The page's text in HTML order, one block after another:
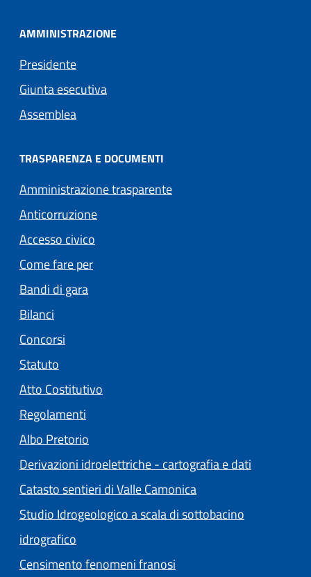
AMMINISTRAZIONE
Presidente
Giunta esecutiva
Assemblea
TRASPARENZA E DOCUMENTI
Amministrazione trasparente
Anticorruzione
Accesso civico
Come fare per
Bandi di gara
Bilanci
Concorsi
Statuto
Atto Costitutivo
Regolamenti
Albo Pretorio
Derivazioni idroelettriche - cartografia e dati
Catasto sentieri di Valle Camonica
Studio Idrogeologico a scala di sottobacino
idrografico
Censimento fenomeni franosi